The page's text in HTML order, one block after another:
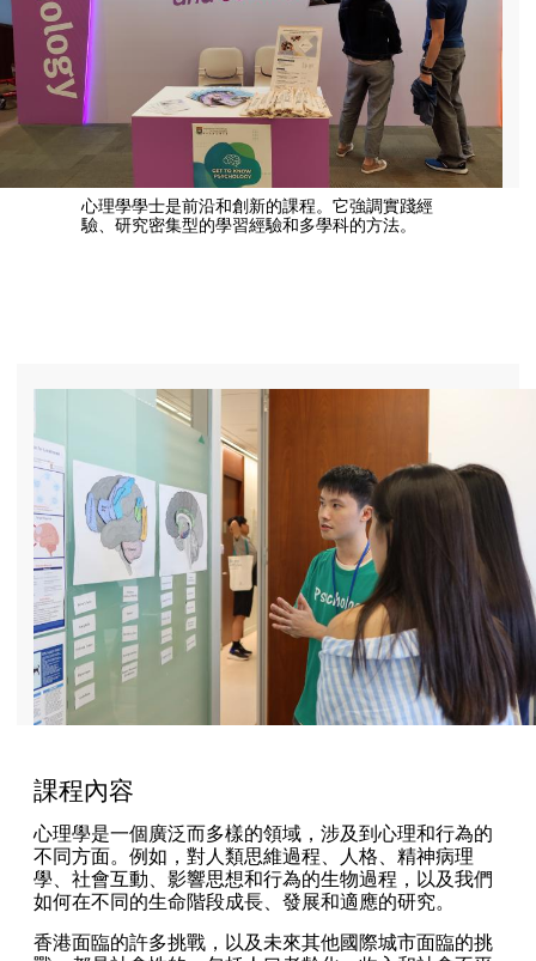
心理學學士是前沿和創新的課程。它強調實踐經
驗、研究密集型的學習經驗和多學科的方法。
課程內容
心理學是一個廣泛而多樣的領域，涉及到心理和行為的
不同方面。例如，對人類思維過程、人格、精神病理
學、社會互動、影響思想和行為的生物過程，以及我們
如何在不同的生命階段成長、發展和適應的研究。
香港面臨的許多挑戰，以及未來其他國際城市面臨的挑